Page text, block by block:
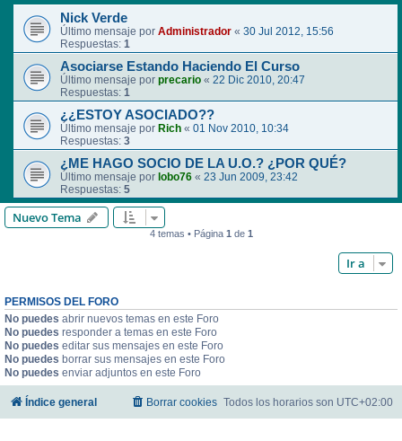
Nick Verde
Último mensaje por Administrador « 30 Jul 2012, 15:56
Respuestas: 1
Asociarse Estando Haciendo El Curso
Último mensaje por precario « 22 Dic 2010, 20:47
Respuestas: 1
¿¿ESTOY ASOCIADO??
Último mensaje por Rich « 01 Nov 2010, 10:34
Respuestas: 3
¿ME HAGO SOCIO DE LA U.O.? ¿POR QUÉ?
Último mensaje por lobo76 « 23 Jun 2009, 23:42
Respuestas: 5
Nuevo Tema
4 temas • Página 1de 1
Ir a
PERMISOS DEL FORO
No puedes abrir nuevos temas en este Foro
No puedes responder a temas en este Foro
No puedes editar sus mensajes en este Foro
No puedes borrar sus mensajes en este Foro
No puedes enviar adjuntos en este Foro
Índice general Todos los horarios son UTC+02:00
Borrar cookies